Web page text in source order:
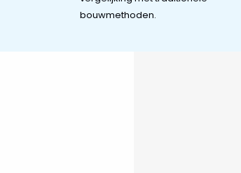
bouwmethoden.